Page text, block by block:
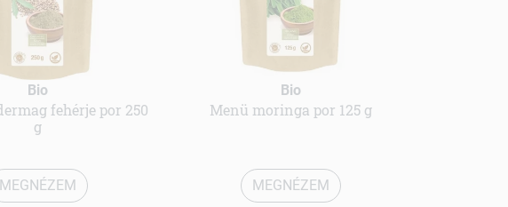
Bio
fehérje por 250
g
MEGNÉZEM
Bio
Menü moringa por 125 g
MEGNÉZEM